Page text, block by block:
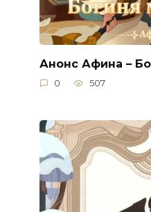
Анонс Афина –
0 507